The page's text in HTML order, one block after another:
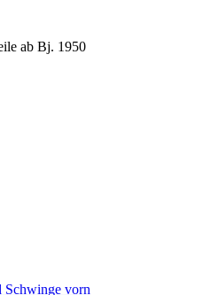
ab Bj. 1950
Schwinge vorn